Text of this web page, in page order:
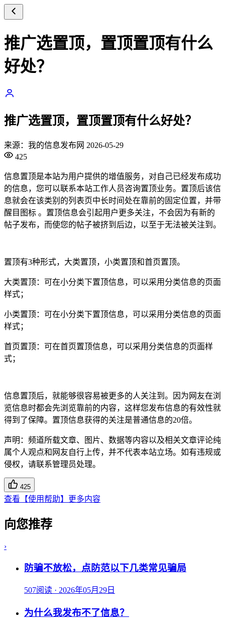
推广选置顶，置顶置顶有什么
好处？
推广选置顶，置顶置顶有什么好处？
来源：我的信息发布网 2026-05-29
425
信息置顶是本站为用户提供的增值服务，对自己已经发布成功
的信息，您可以联系本站工作人员咨询置顶业务。置顶后该信
息就会在该类别的列表页中长时间处在靠前的固定位置，并带
醒目图标 。置顶信息会引起用户更多关注，不会因为有新的
帖子发布，而使您的帖子被挤到后边，以至于无法被关注到。
置顶有3种形式，大类置顶，小类置顶和首页置顶。
大类置顶：可在小分类下置顶信息，可以采用分类信息的页面
样式；
小类置顶：可在小分类下置顶信息，可以采用分类信息的页面
样式；
首页置顶：可在首页置顶信息，可以采用分类信息的页面样
式；
信息置顶后，就能够很容易被更多的人关注到。因为网友在浏
览信息时都会先浏览靠前的内容，这样您发布信息的有效性就
得到了保障。置顶信息获得的关注是普通信息的20倍。
声明：频道所载文章、图片、数据等内容以及相关文章评论纯
属个人观点和网友自行上传，并不代表本站立场。如有违规或
侵权，请联系管理员处理。
425
查看【使用帮助】更多内容
向您推荐
›
防骗不放松，点防范以下几类常见骗局
507阅读 · 2026年05月29日
为什么我发布不了信息？